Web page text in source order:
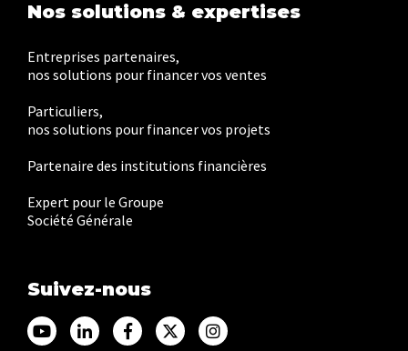
Nos solutions & expertises
Entreprises partenaires,
nos solutions pour financer vos ventes
Particuliers,
nos solutions pour financer vos projets
Partenaire des institutions financières
Expert pour le Groupe
Société Générale
Suivez-nous
Accéder au Youtube Franfinance
Accéder au Linkedin Franfinance
Accéder au Facebook Franfinance
Accéder au Twitter
Accéder au Instagram